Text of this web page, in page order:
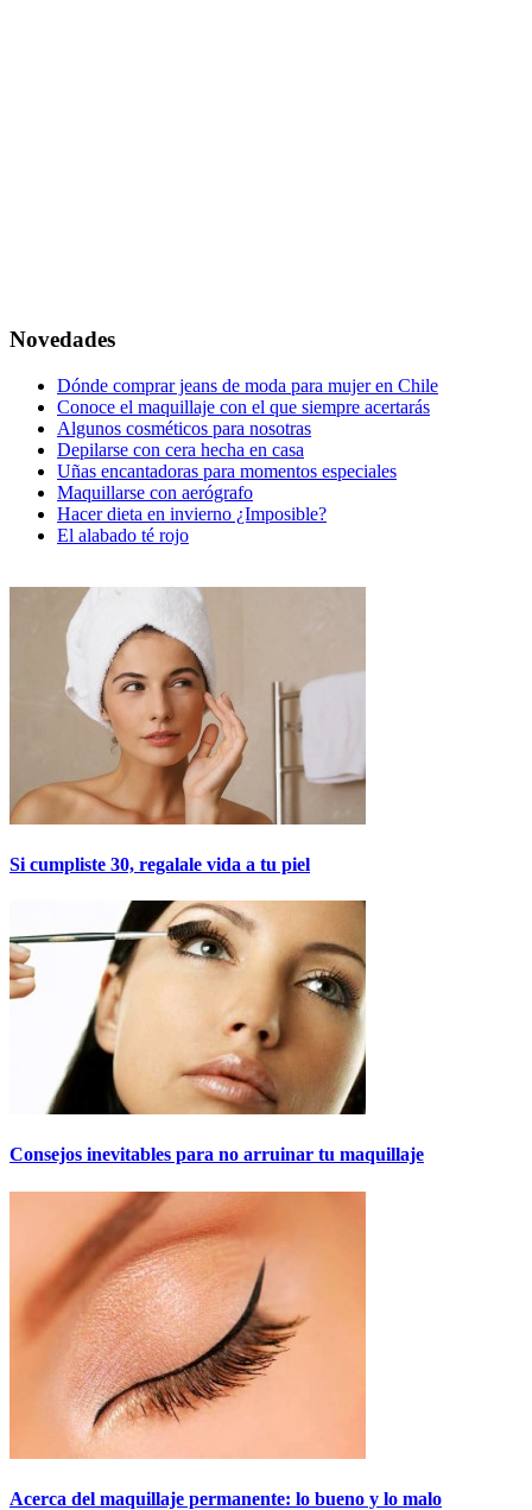
Novedades
Dónde comprar jeans de moda para mujer en Chile
Conoce el maquillaje con el que siempre acertarás
Algunos cosméticos para nosotras
Depilarse con cera hecha en casa
Uñas encantadoras para momentos especiales
Maquillarse con aerógrafo
Hacer dieta en invierno ¿Imposible?
El alabado té rojo
Si cumpliste 30, regalale vida a tu piel
Consejos inevitables para no arruinar tu maquillaje
Acerca del maquillaje permanente: lo bueno y lo malo